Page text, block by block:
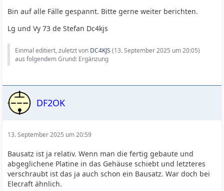
Bin auf alle Fälle gespannt. Bitte gerne weiter berichten.
Lg und Vy 73 de Stefan Dc4kjs
Einmal editiert, zuletzt von DC4KJS (13. September 2025 um 20:05)
aus folgendem Grund: Ergänzung
DF2OK
13. September 2025 um 20:59
Bausatz ist ja relativ. Wenn man die fertig gebaute und
abgeglichene Platine in das Gehäuse schiebt und letzteres
verschraubt ist das ja auch schon ein Bausatz. War doch bei
Elecraft ähnlich.